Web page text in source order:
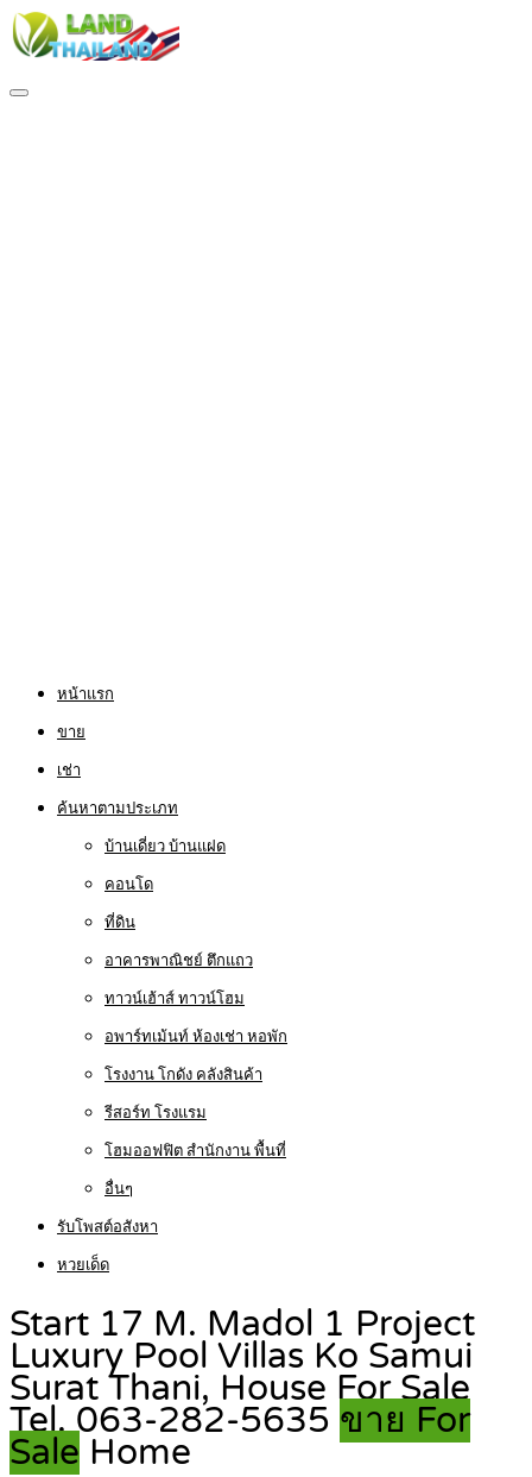
หน้าแรก
ขาย
เช่า
ค้นหาตามประเภท
บ้านเดี่ยว บ้านแฝด
คอนโด
ที่ดิน
อาคารพาณิชย์ ตึกแถว
ทาวน์เฮ้าส์ ทาวน์โฮม
อพาร์ทเม้นท์ ห้องเช่า หอพัก
โรงงาน โกดัง คลังสินค้า
รีสอร์ท โรงแรม
โฮมออฟฟิต สำนักงาน พื้นที่
อื่นๆ
รับโพสต์อสังหา
หวยเด็ด
Start 17 M. Madol 1 Project
Luxury Pool Villas Ko Samui
Surat Thani, House For Sale
Tel. 063-282-5635 ขาย For
Sale Home